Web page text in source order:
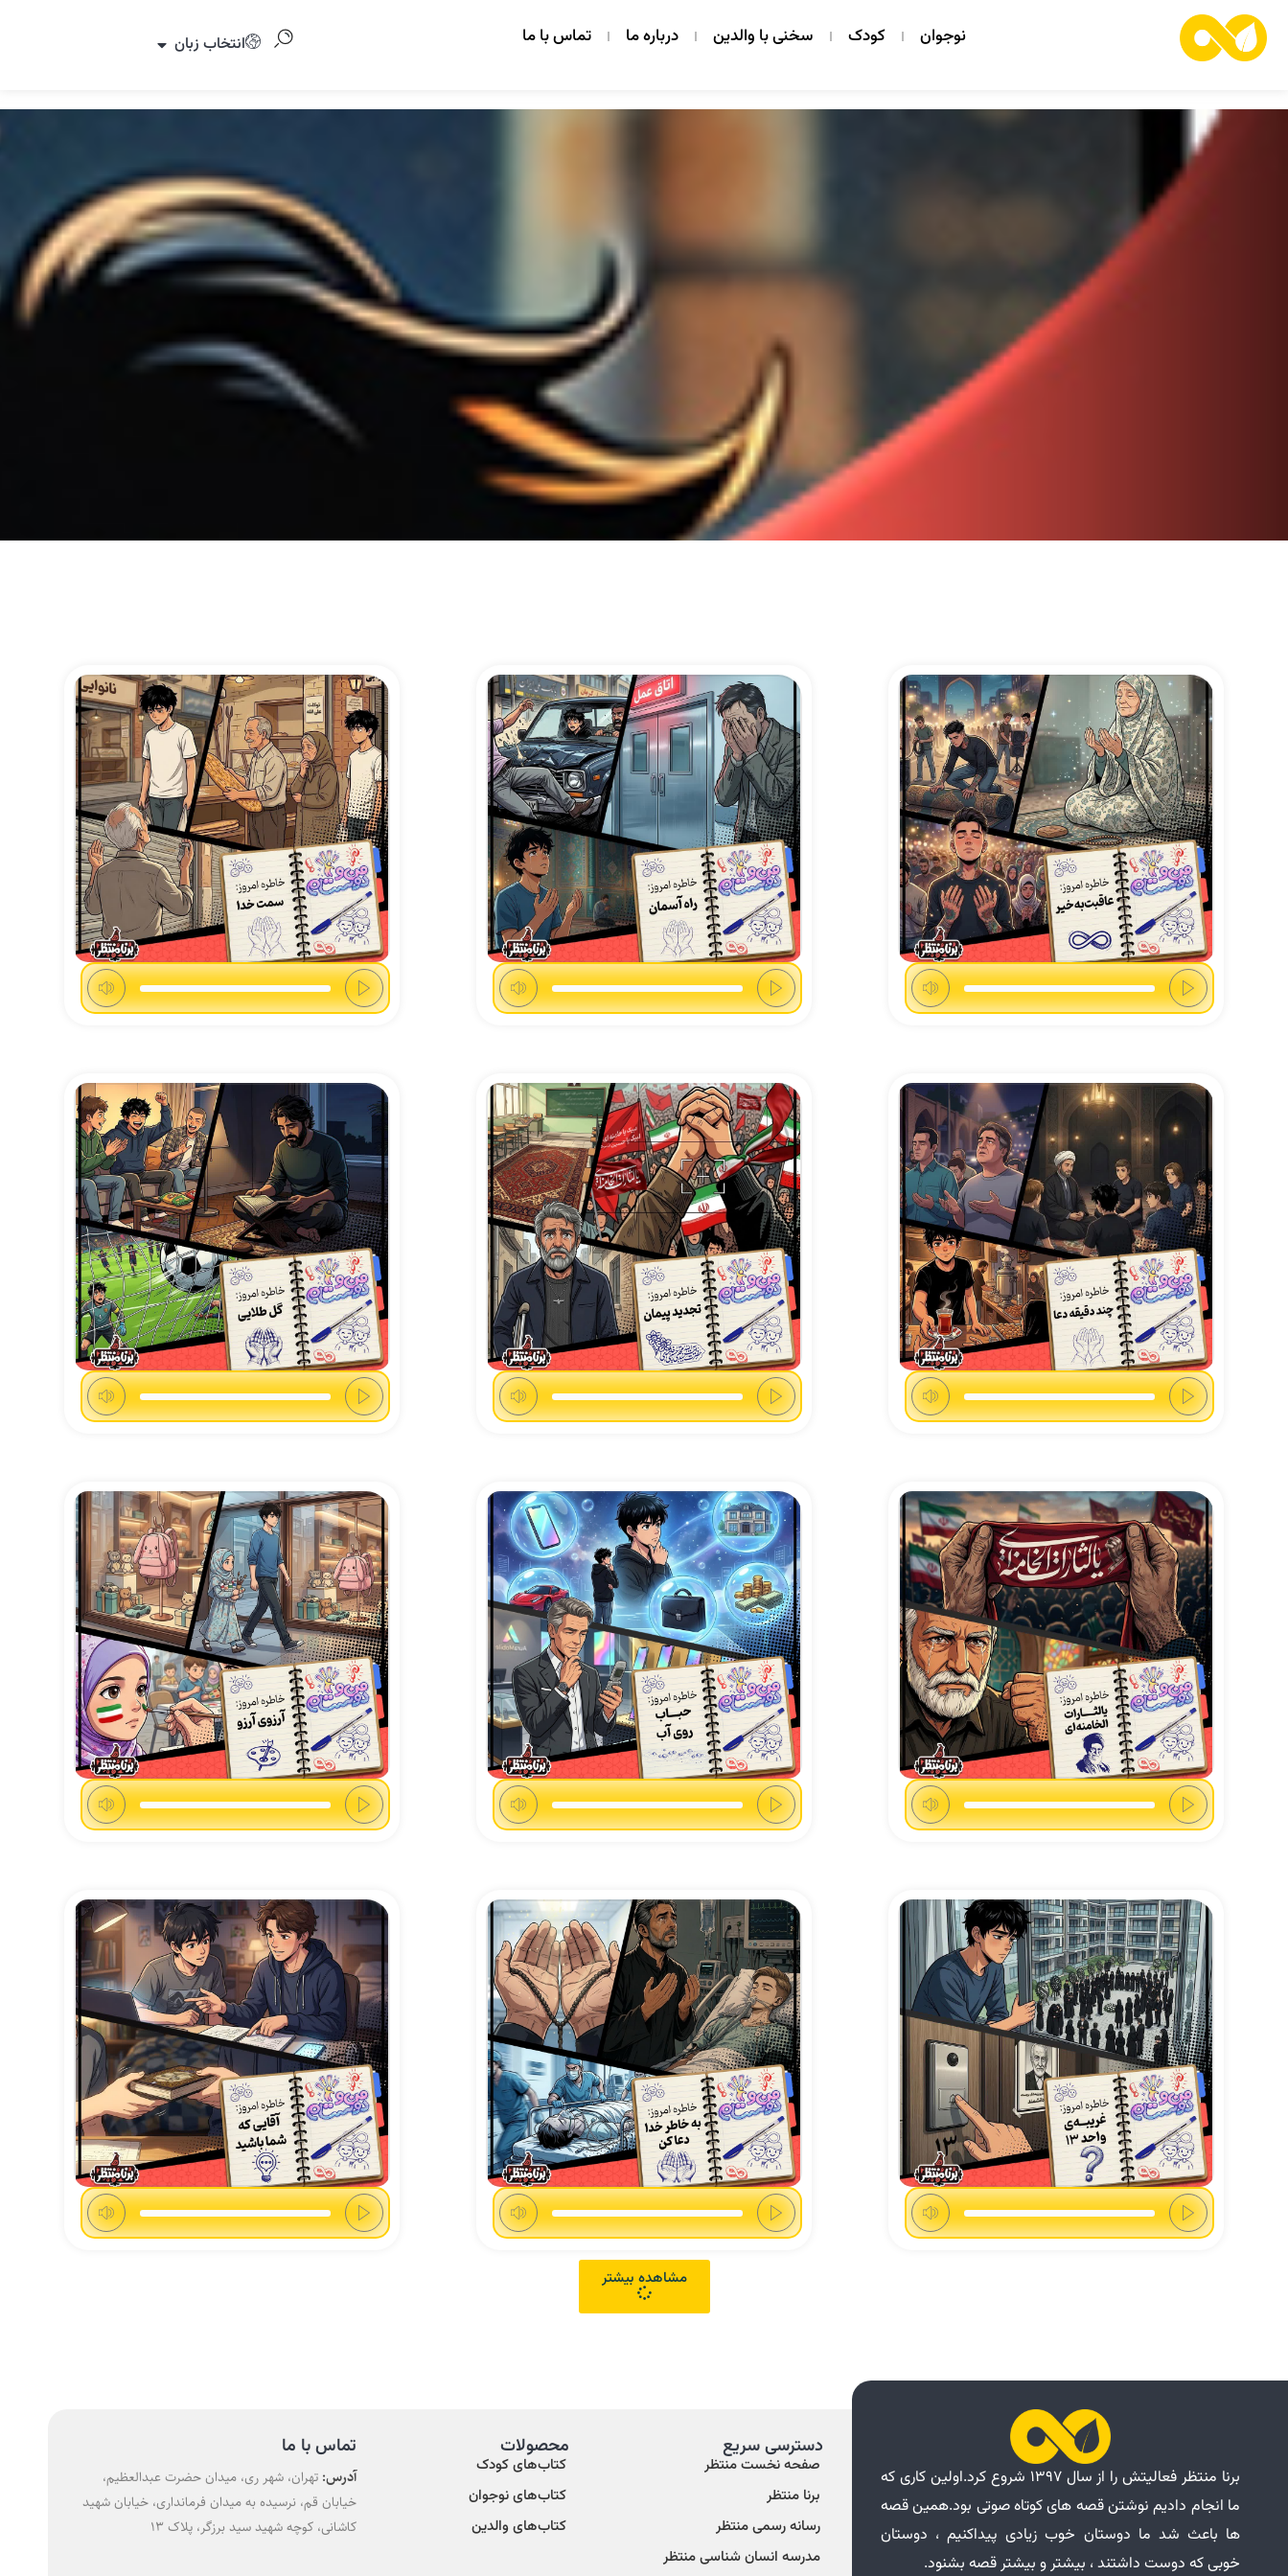
نوجوان کودک سخنی با والدین درباره ما تماس با ما انتخاب زبان
مشاهده بیشتر
برنا منتظر فعالیتش را از سال ۱۳۹۷ شروع کرد.اولین کاری که
ما انجام دادیم نوشتن قصه های کوتاه صوتی بود.همین قصه
ها باعث شد ما دوستان خوب زیادی پیداکنیم ، دوستان
خوبی که دوست داشتند ، بیشتر و بیشتر قصه بشنود.
دسترسی سریع
صفحه نخست منتظر
برنا منتظر
رسانه رسمی منتظر
مدرسه انسان شناسی منتظر
محصولات
کتاب‌های کودک
کتاب‌های نوجوان
کتاب‌های والدین
تماس با ما
آدرس: تهران، شهر ری، میدان حضرت عبدالعظیم،
خیابان قم، نرسیده به میدان فرمانداری، خیابان شهید
کاشانی، کوچه شهید سید برزگر، پلاک 13